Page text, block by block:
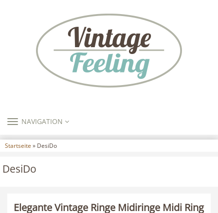
TOGGLE
NAVIGATION
Startseite » DesiDo
DesiDo
Elegante Vintage Ringe Midiringe Midi Ring